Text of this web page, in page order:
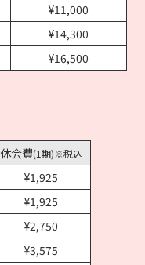
¥11,000
¥14,300
¥16,500
休会費(1期)※税込
¥1,925
¥1,925
¥2,750
¥3,575